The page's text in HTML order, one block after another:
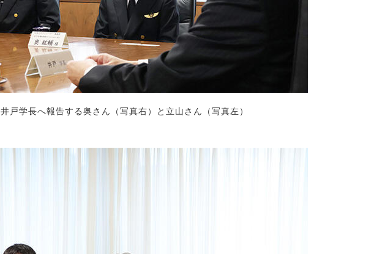
井戸学長へ報告する奥さん（写真右）と立山さん（写真左）